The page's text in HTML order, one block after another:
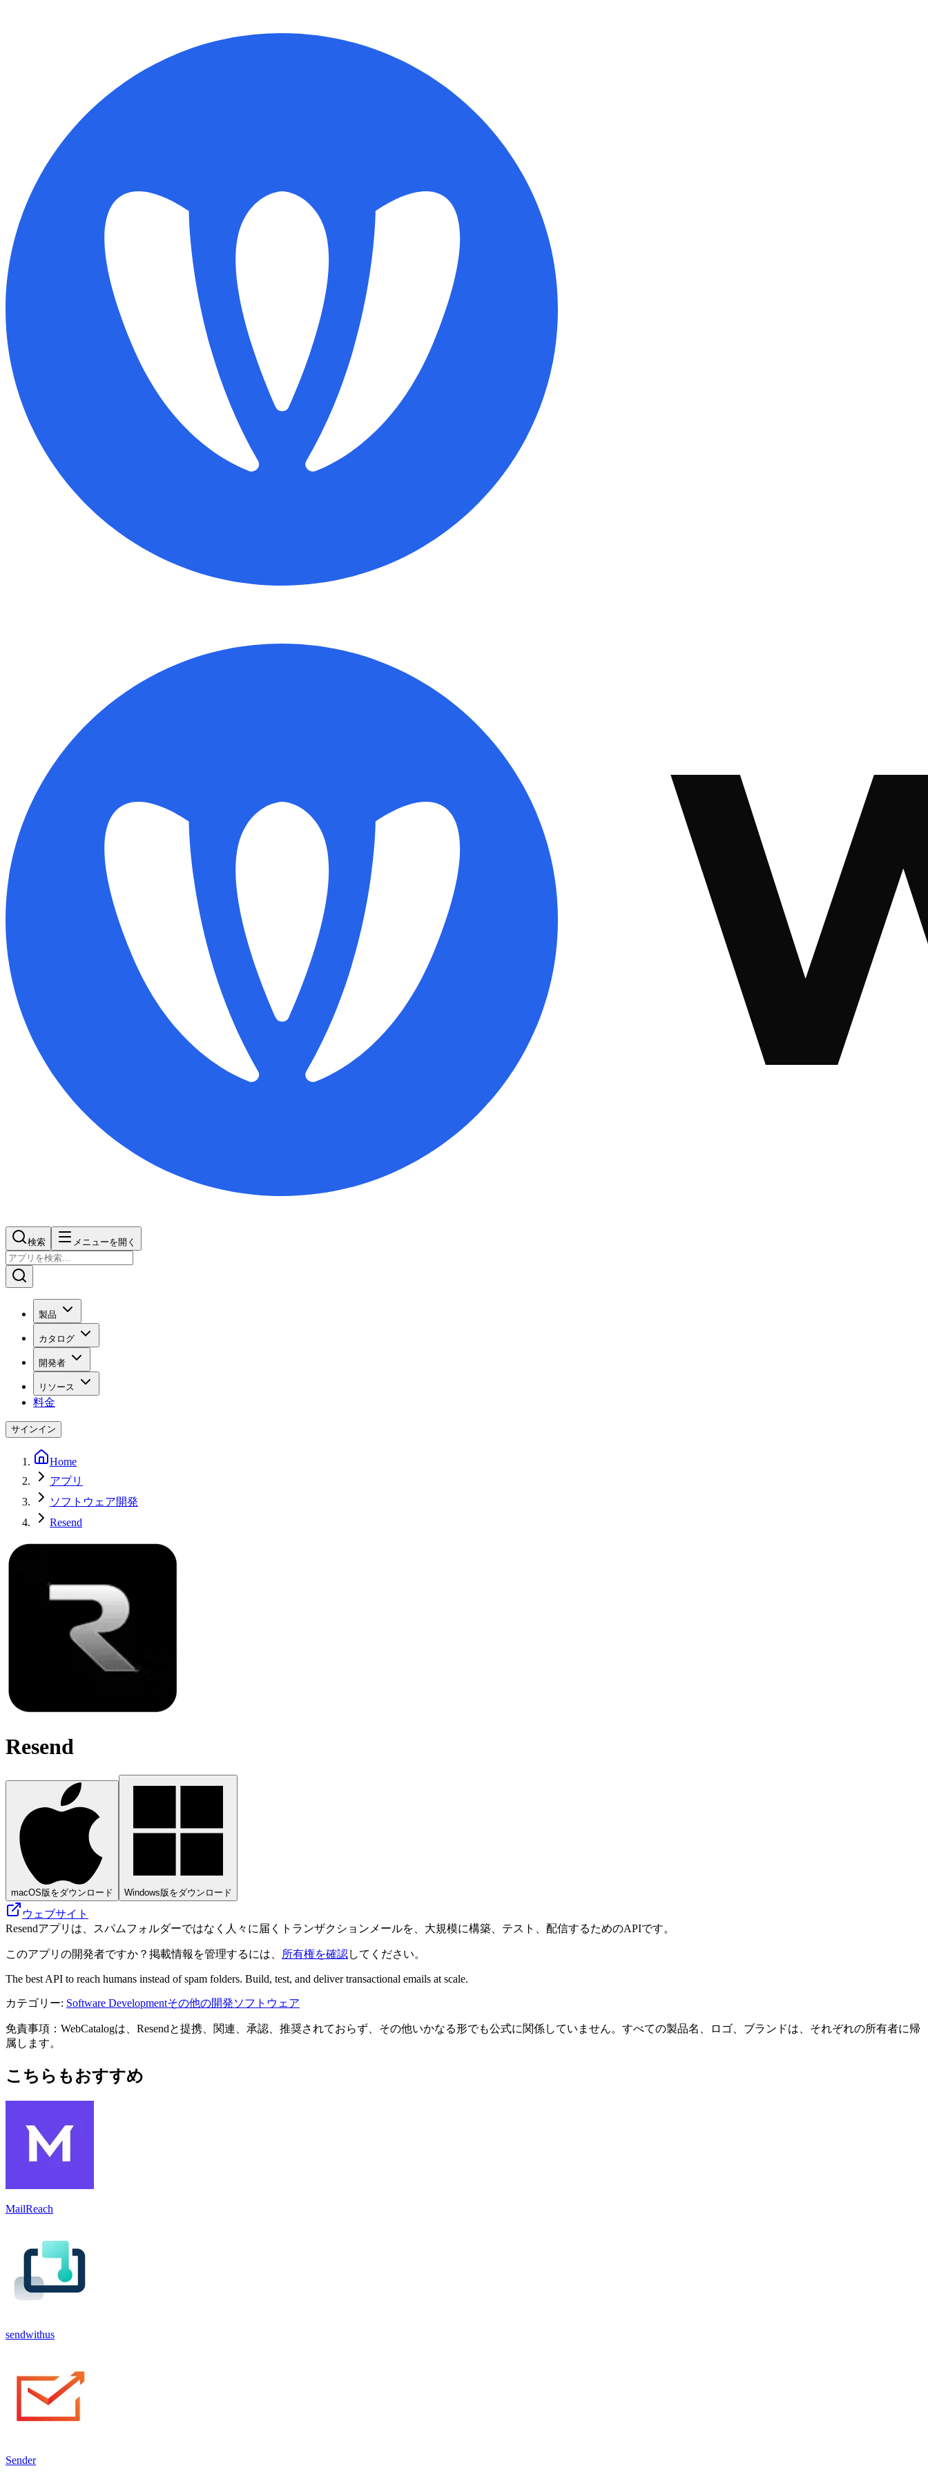
検索 メニューを開く
製品
カタログ
開発者
リソース
料金
サインイン
Home
アプリ
ソフトウェア開発
Resend
Resend
macOS版をダウンロード Windows版をダウンロード
ウェブサイト
Resendアプリは、スパムフォルダーではなく人々に届くトランザクションメールを、大規模に構築、テスト、配信するためのAPIです。
このアプリの開発者ですか？掲載情報を管理するには、 所有権を確認してください。
The best API to reach humans instead of spam folders. Build, test, and deliver transactional emails at scale.
カテゴリー: Software Developmentその他の開発ソフトウェア
免責事項：WebCatalogは、Resendと提携、関連、承認、推奨されておらず、その他いかなる形でも公式に関係していません。すべての製品名、ロゴ、ブランドは、それぞれの所有者に帰
属します。
こちらもおすすめ
MailReach
sendwithus
Sender